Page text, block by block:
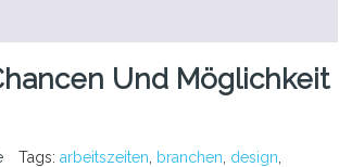
Und Möglichkeit
Tags: arbeitszeiten branchen design